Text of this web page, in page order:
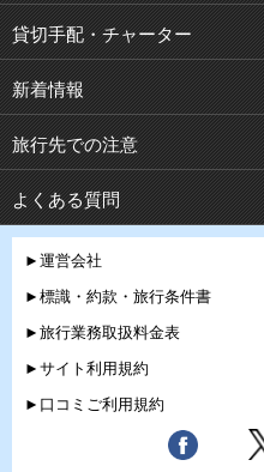
貸切手配・チャーター
新着情報
旅行先での注意
よくある質問
►運営会社
►標識・約款・旅行条件書
►旅行業務取扱料金表
►サイト利用規約
►口コミご利用規約